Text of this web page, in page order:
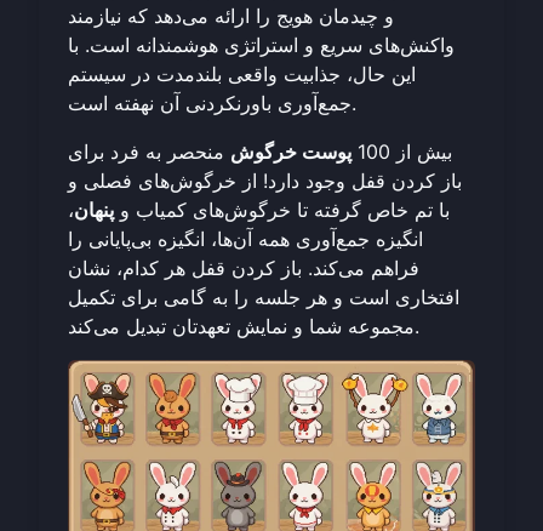
و چیدمان هویج را ارائه می‌دهد که نیازمند
واکنش‌های سریع و استراتژی هوشمندانه است. با
این حال، جذابیت واقعی بلندمدت در سیستم
جمع‌آوری باورنکردنی آن نهفته است.
بیش از 100
پوست خرگوش منحصر به فرد برای
باز کردن قفل وجود دارد! از خرگوش‌های فصلی و
با تم خاص گرفته تا خرگوش‌های کمیاب و پنهان،
انگیزه جمع‌آوری همه آن‌ها، انگیزه بی‌پایانی را
فراهم می‌کند. باز کردن قفل هر کدام، نشان
افتخاری است و هر جلسه را به گامی برای تکمیل
مجموعه شما و نمایش تعهدتان تبدیل می‌کند.